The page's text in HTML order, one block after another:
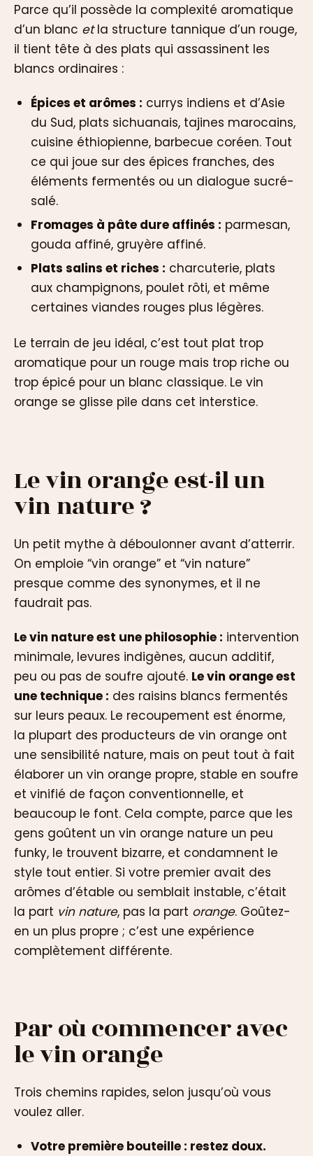
Parce qu’il possède la complexité aromatique
d’un blanc etla structure tannique d’un rouge,
il tient tête à des plats qui assassinent les
blancs ordinaires :
Épices et arômes : currys indiens et d’Asie
du Sud, plats sichuanais, tajines marocains,
cuisine éthiopienne, barbecue coréen. Tout
ce qui joue sur des épices franches, des
éléments fermentés ou un dialogue sucré-
salé.
Fromages à pâte dure affinés : parmesan,
gouda affiné, gruyère affiné.
Plats salins et riches : charcuterie, plats
aux champignons, poulet rôti, et même
certaines viandes rouges plus légères.
Le terrain de jeu idéal, c’est tout plat trop
aromatique pour un rouge mais trop riche ou
trop épicé pour un blanc classique. Le vin
orange se glisse pile dans cet interstice.
Le vin orange est-il un
vin nature ?
Un petit mythe à déboulonner avant d’atterrir.
On emploie “vin orange” et “vin nature”
presque comme des synonymes, et il ne
faudrait pas.
Le vin nature est une philosophie : intervention
minimale, levures indigènes, aucun additif,
peu ou pas de soufre ajouté. Le vin orange est
une technique : des raisins blancs fermentés
sur leurs peaux. Le recoupement est énorme,
la plupart des producteurs de vin orange ont
une sensibilité nature, mais on peut tout à fait
élaborer un vin orange propre, stable en soufre
et vinifié de façon conventionnelle, et
beaucoup le font. Cela compte, parce que les
gens goûtent un vin orange nature un peu
funky, le trouvent bizarre, et condamnent le
style tout entier. Si votre premier avait des
arômes d’étable ou semblait instable, c’était
la part vin nature, pas la part orange. Goûtez-
en un plus propre ; c’est une expérience
complètement différente.
Par où commencer avec
le vin orange
Trois chemins rapides, selon jusqu’où vous
voulez aller.
Votre première bouteille : restez doux.